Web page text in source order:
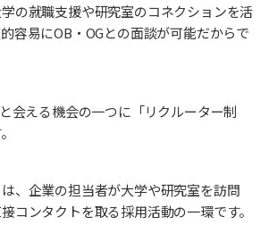
の就職支援や研究室のコネクションを活
容易にOB・OGとの面談が可能だからで
会える機会の一つに「リクルーター制
、企業の担当者が大学や研究室を訪問
コンタクトを取る採用活動の一環です。